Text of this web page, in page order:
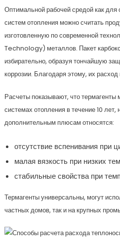
Оптимальной рабочей средой как для
систем отопления можно считать
изготовленную по современной
Technology) металлов. Пакет
избирательно, образуя тончайшую
коррозии. Благодаря этому, их
Расчеты показывают, что термагенты
системах отопления в течение 10
дополнительным плюсам относятся:
отсутствие вспенивания при
малая вязкость при низких
стабильные свойства при
Термагенты универсальны, могут
частных домов, так и на крупных